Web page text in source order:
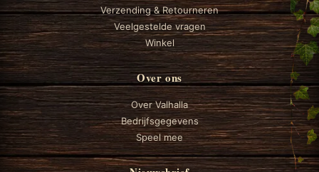
Verzending & Retourneren
Veelgestelde vragen
Winkel
Over ons
Over Valhalla
Bedrijfsgegevens
Speel mee